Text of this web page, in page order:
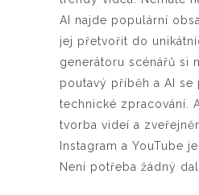
AI najde populární
jej přetvořit do
generátoru scénářů si
poutavý příběh a AI se
technické zpracování.
tvorba videí a
Instagram a YouTube
Není potřeba žádný